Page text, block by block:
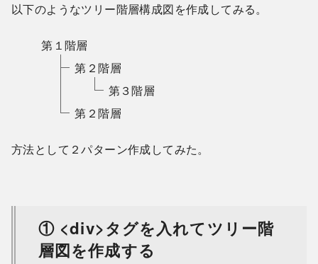
以下のようなツリー階層構成図を作成してみる。
第１階層
第２階層
第３階層
第２階層
方法として２パターン作成してみた。
① <div>タグを入れてツリー階
層図を作成する